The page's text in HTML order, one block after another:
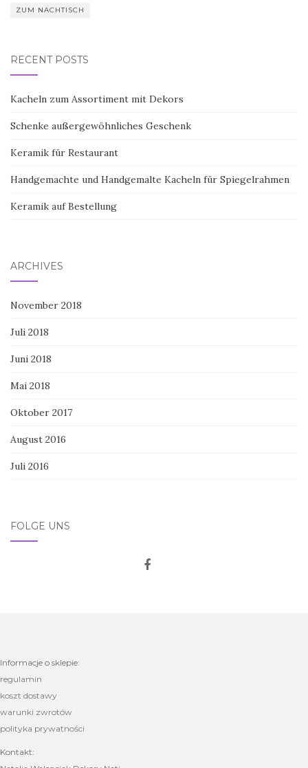
ZUM NACHTISCH
RECENT POSTS
Kacheln zum Assortiment mit Dekors
Schenke außergewöhnliches Geschenk
Keramik für Restaurant
Handgemachte und Handgemalte Kacheln für Spiegelrahmen
Keramik auf Bestellung
ARCHIVES
November 2018
Juli 2018
Juni 2018
Mai 2018
Oktober 2017
August 2016
Juli 2016
FOLGE UNS
Informacje o sklepie:
regulamin
koszt dostawy
warunki zwrotów
polityka prywatności
Kontakt: